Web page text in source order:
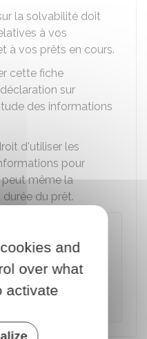
la solvabilité doit
à vos
à vos prêts en cours.
cette fiche
sur
des informations
d'utiliser les
pour
même la
du prêt.
supérieur à3
à la fiche des
d'identité,
de revenus).
and
over what
activate